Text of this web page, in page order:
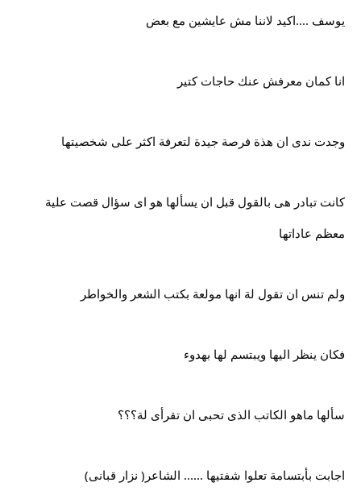
يوسف ....اكيد لاننا مش عايشين مع بعض
انا كمان معرفش عنك حاجات كتير
وجدت ندى ان هذة فرصة جيدة لتعرفة اكثر على شخصيتها
كانت تبادر هى بالقول قبل ان يسألها هو اى سؤال قصت علية
معظم عاداتها
ولم تنس ان تقول لة انها مولعة بكتب الشعر والخواطر
فكان ينظر اليها ويبتسم لها بهدوء
سألها ماهو الكاتب الذى تحبى ان تقرأى لة؟؟؟
اجابت بأبتسامة تعلوا شفتيها ...... الشاعر( نزار قبانى)